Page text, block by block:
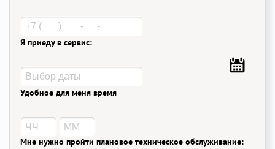
Я приеду в сервис:
Удобное для меня время
Мне нужно пройти плановое техническое обслуживание: